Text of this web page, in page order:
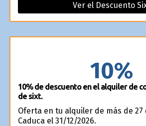
Ver el Descuento
10%
10% de descuento en el alquiler de
de sixt.
Oferta en tu alquiler de más de 27
Caduca el 31/12/2026.